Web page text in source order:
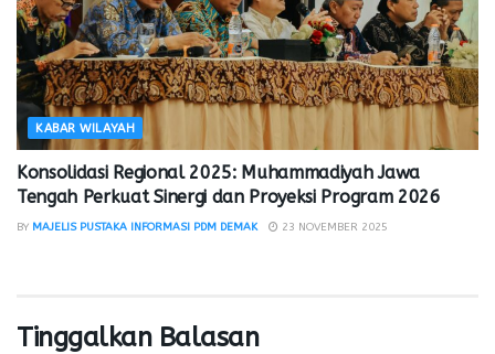
KABAR WILAYAH
Konsolidasi Regional 2025: Muhammadiyah Jawa
Tengah Perkuat Sinergi dan Proyeksi Program 2026
BY MAJELIS PUSTAKA INFORMASI PDM DEMAK 23 NOVEMBER 2025
Tinggalkan Balasan